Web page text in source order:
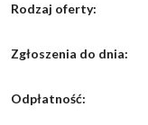
Rodzaj oferty:
Zgłoszenia do dnia:
Odpłatność: